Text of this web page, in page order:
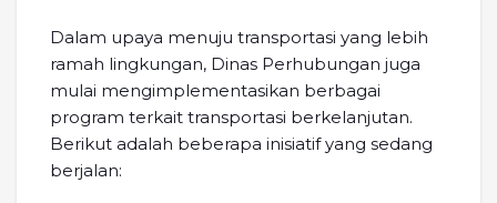
Dalam upaya menuju transportasi yang lebih
ramah lingkungan, Dinas Perhubungan juga
mulai mengimplementasikan berbagai
program terkait transportasi berkelanjutan.
Berikut adalah beberapa inisiatif yang sedang
berjalan: